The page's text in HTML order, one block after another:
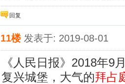
回复
11楼 发表于: 2019-08-01
《人民日报》 2018年9
复兴城堡，大气的拜占